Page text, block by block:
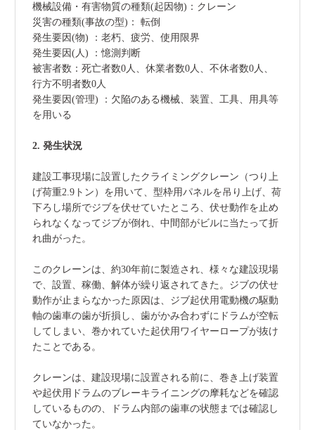
機械設備・有害物質の種類(起因物)：クレーン
災害の種類(事故の型)： 転倒
発生要因(物) ：老朽、疲労、使用限界
発生要因(人) ：憶測判断
被害者数：死亡者数0人、休業者数0人、不休者数0人、
行方不明者数0人
発生要因(管理) ：欠陥のある機械、装置、工具、用具等
を用いる
2. 発生状況
建設工事現場に設置したクライミングクレーン（つり上
げ荷重2.9トン）を用いて、型枠用パネルを吊り上げ、荷
下ろし場所でジブを伏せていたところ、伏せ動作を止め
られなくなってジブが倒れ、中間部がビルに当たって折
れ曲がった。
このクレーンは、約30年前に製造され、様々な建設現場
で、設置、稼働、解体が繰り返されてきた。ジブの伏せ
動作が止まらなかった原因は、ジブ起伏用電動機の駆動
軸の歯車の歯が折損し、歯がかみ合わずにドラムが空転
してしまい、巻かれていた起伏用ワイヤーロープが抜け
たことである。
クレーンは、建設現場に設置される前に、巻き上げ装置
や起伏用ドラムのブレーキライニングの摩耗などを確認
しているものの、ドラム内部の歯車の状態までは確認し
ていなかった。